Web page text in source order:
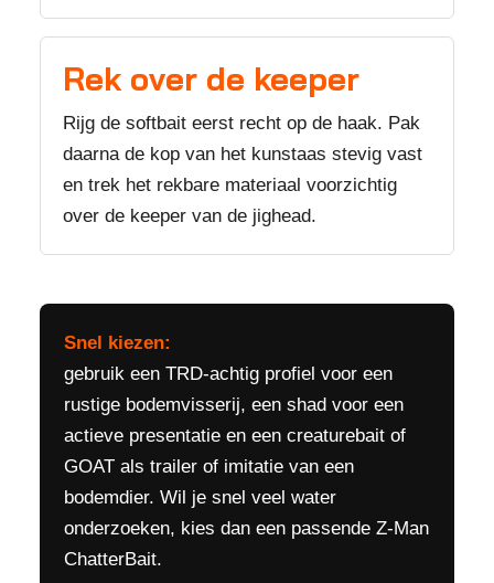
Rek over de keeper
Rijg de softbait eerst recht op de haak. Pak
daarna de kop van het kunstaas stevig vast
en trek het rekbare materiaal voorzichtig
over de keeper van de jighead.
Snel kiezen:
gebruik een TRD-achtig profiel voor een
rustige bodemvisserij, een shad voor een
actieve presentatie en een creaturebait of
GOAT als trailer of imitatie van een
bodemdier. Wil je snel veel water
onderzoeken, kies dan een passende Z-Man
ChatterBait.